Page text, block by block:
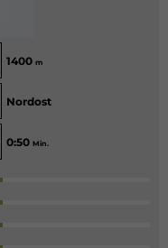
1400 m
Nordost
0:50 Min.